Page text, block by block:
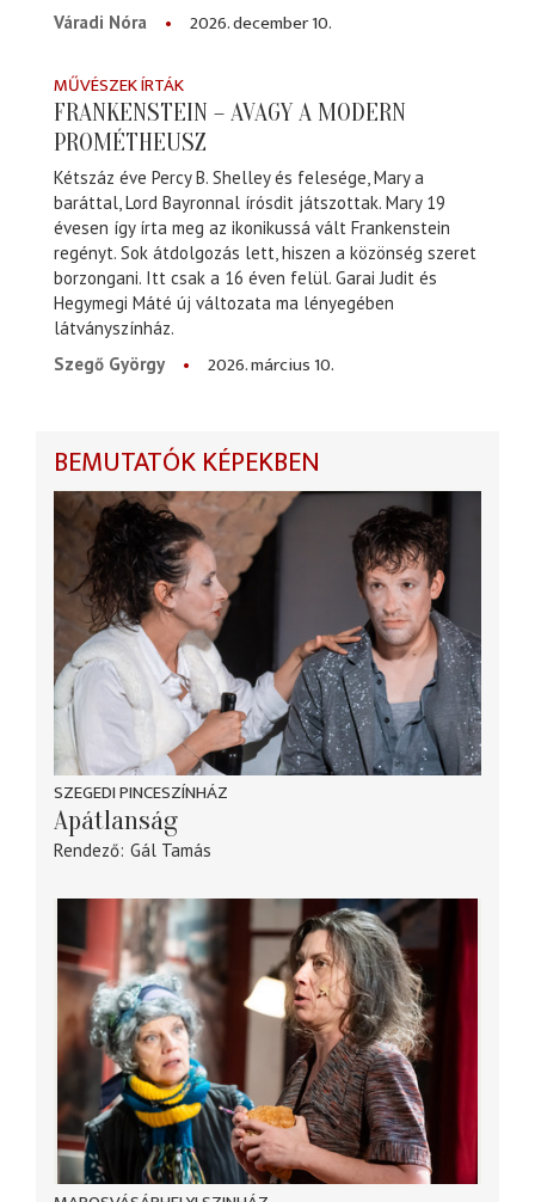
Váradi Nóra
2026. december 10.
MŰVÉSZEK ÍRTÁK
FRANKENSTEIN – AVAGY A MODERN
PROMÉTHEUSZ
Kétszáz éve Percy B. Shelley és felesége, Mary a
baráttal, Lord Bayronnal írósdit játszottak. Mary 19
évesen így írta meg az ikonikussá vált Frankenstein
regényt. Sok átdolgozás lett, hiszen a közönség szeret
borzongani. Itt csak a 16 éven felül. Garai Judit és
Hegymegi Máté új változata ma lényegében
látványszínház.
Szegő György
2026. március 10.
BEMUTATÓK KÉPEKBEN
SZEGEDI PINCESZÍNHÁZ
Apátlanság
Rendező Gál Tamás